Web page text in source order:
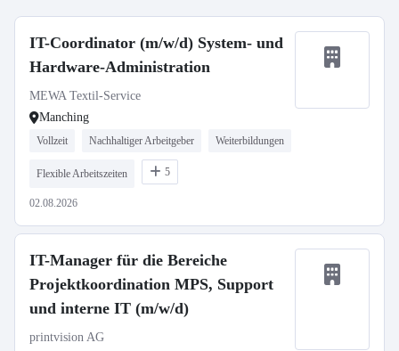
IT-Coordinator (m/w/d) System- und
Hardware-Administration
MEWA Textil-Service
Manching
Vollzeit Nachhaltiger Arbeitgeber Weiterbildungen
Flexible Arbeitszeiten 5
02.08.2026
IT-Manager für die Bereiche
Projektkoordination MPS, Support
und interne IT (m/w/d)
printvision AG